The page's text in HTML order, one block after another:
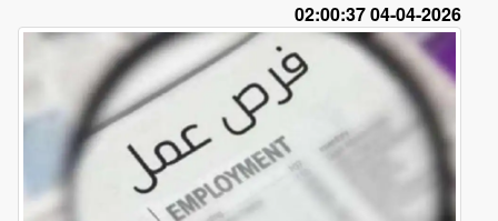
2026-04-04 02:00:37